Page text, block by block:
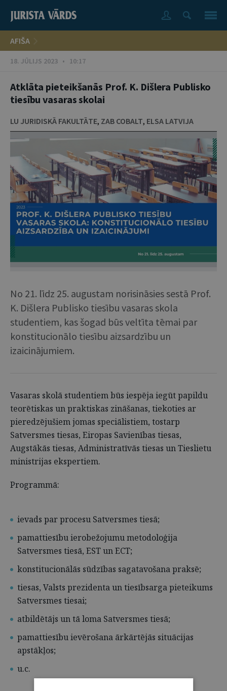
AFIŠA
18. JŪLIJS 2023 • 10:17
Atklāta pieteikšanās Prof. K. Dišlera Publisko
tiesību vasaras skolai
LU JURIDISKĀ FAKULTĀTE, ZAB COBALT, ELSA LATVIJA
No 21. līdz 25. augustam norisināsies sestā Prof.
K. Dišlera Publisko tiesību vasaras skola
studentiem, kas šogad būs veltīta tēmai par
konstitucionālo tiesību aizsardzību un
izaicinājumiem.
Vasaras skolā studentiem būs iespēja iegūt papildu
teorētiskas un praktiskas zināšanas, tiekoties ar
pieredzējušiem jomas speciālistiem, tostarp
Satversmes tiesas, Eiropas Savienības tiesas,
Augstākās tiesas, Administratīvās tiesas un Tieslietu
ministrijas ekspertiem.
Programmā:
ievads par procesu Satversmes tiesā;
pamattiesību ierobežojumu metodoloģija
Satversmes tiesā, EST un ECT;
konstitucionālās sūdzības sagatavošana praksē;
tiesas, Valsts prezidenta un tiesībsarga pieteikums
Satversmes tiesai;
atbildētājs un tā loma Satversmes tiesā;
pamattiesību ievērošana ārkārtējās situācijas
apstākļos;
u.c.